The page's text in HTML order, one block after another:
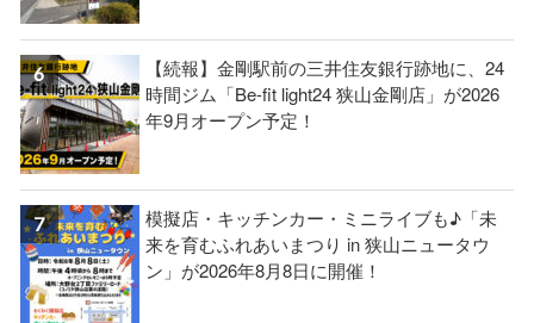
【続報】金剛駅前の三井住友銀行跡地に、24
時間ジム「Be-fit light24 狭山金剛店」が2026
年9月オープン予定！
模擬店・キッチンカー・ミニライブも♪「未
来を育むふれあいまつり in 狭山ニュータウ
ン」が2026年8月8日に開催！